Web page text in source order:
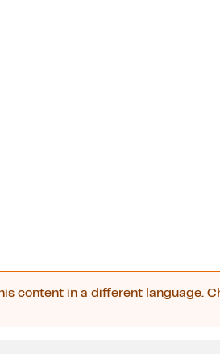
content in a different language.